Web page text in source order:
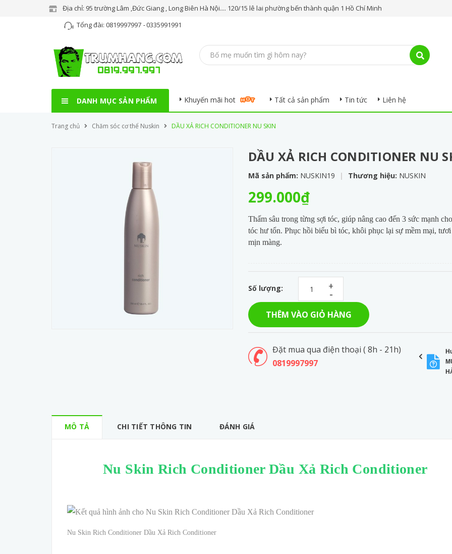
Địa chỉ: 95 trường Lâm ,Đức Giang , Long Biên Hà Nội.... 120/15 lê lai phường bến thành quận 1 Hồ Chí Minh
Tổng đài: 0819997997 -0335991991
DANH MỤC SẢN PHẨM Khuyến mãi hot Tất cả sản phẩm Tin tức Liên hệ
Trang chủ Chăm sóc cơ thể Nuskin DẦU XẢ RICH CONDITIONER NU SKIN
DẦU XẢ RICH CONDITIONER NU
Mã sản phẩm: NUSKIN19 | Thương hiệu: NUSKIN
299.000₫
Thấm sâu trong từng sợi tóc, giúp nâng cao đến 3 sức mạnh
tóc hư tổn. Phục hồi biểu bì tóc, khôi phục lại sự mềm mại, tươi
mịn màng.
Số lượng: -
+
THÊM VÀO GIỎ HÀNG
Đặt mua qua điện thoại ( 8h - 21h)
0819997997
MÔ TẢ CHI TIẾT THÔNG TIN ĐÁNH GIÁ
Nu Skin Rich Conditioner Dầu Xả Rich Conditioner
Nu Skin Rich Conditioner Dầu Xả Rich Conditioner